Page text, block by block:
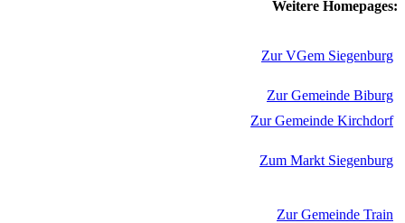
Weitere Homepages:
Zur VGem Siegenburg
Zur Gemeinde Biburg
Zur Gemeinde Kirchdorf
Zum Markt Siegenburg
Zur Gemeinde Train